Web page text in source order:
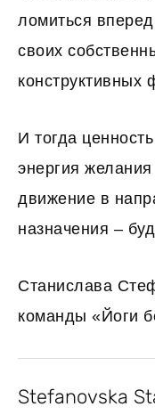
ломиться
своих
И тогда
энергия
движение в
назначения –
Станислава
команды «Йоги
Stefanovska